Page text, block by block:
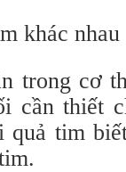
khác nhau
trong cơ
cần thiết
quả tim